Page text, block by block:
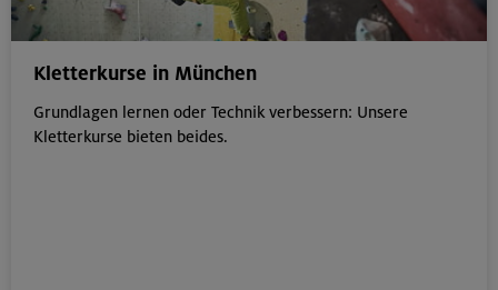
Kletterkurse in München
Grundlagen lernen oder Technik verbessern: Unsere
Kletterkurse bieten beides.